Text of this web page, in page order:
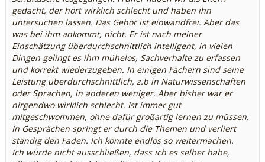
gedacht, der hört wirklich schlecht und haben ihn
untersuchen lassen. Das Gehör ist einwandfrei. Aber das
was bei ihm ankommt, nicht. Er ist nach meiner
Einschätzung überdurchschnittlich intelligent, in vielen
Dingen gelingt es ihm mühelos, Sachverhalte zu erfassen
und korrekt wiederzugeben. In einigen Fächern sind seine
Leistung überdurchschnittlich, z.b in Naturwissenschaften
oder Sprachen, in anderen weniger. Aber bisher war er
nirgendwo wirklich schlecht. Ist immer gut
mitgeschwommen, ohne dafür großartig lernen zu müssen.
In Gesprächen springt er durch die Themen und verliert
ständig den Faden. Ich könnte endlos so weitermachen.
Ich würde nicht ausschließen, dass ich es selber habe,